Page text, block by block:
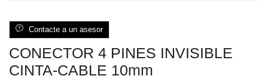
Contacte a un asesor
CONECTOR 4 PINES INVISIBLE
CINTA-CABLE 10mm